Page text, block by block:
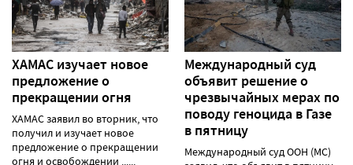
ХАМАС изучает новое
предложение о
прекращении огня
ХАМАС заявил во вторник, что
получил и изучает новое
предложение о прекращении
огня и освобождении ......
Международный суд
объявит решение о
чрезвычайных мерах по
поводу геноцида в Газе
в пятницу
Международный суд ООН (МС)